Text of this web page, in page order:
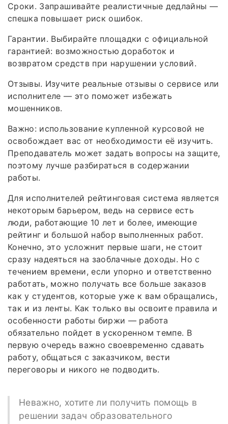
Сроки. Запрашивайте реалистичные дедлайны —
спешка повышает риск ошибок.
Гарантии. Выбирайте площадки с официальной
гарантией: возможностью доработок и
возвратом средств при нарушении условий.
Отзывы. Изучите реальные отзывы о сервисе или
исполнителе — это поможет избежать
мошенников.
Важно: использование купленной курсовой не
освобождает вас от необходимости её изучить.
Преподаватель может задать вопросы на защите,
поэтому лучше разбираться в содержании
работы.
Для исполнителей рейтинговая система является
некоторым барьером, ведь на сервисе есть
люди, работающие 10 лет и более, имеющие
рейтинг и большой набор выполненных работ.
Конечно, это усложнит первые шаги, не стоит
сразу надеяться на заоблачные доходы. Но с
течением времени, если упорно и ответственно
работать, можно получать все больше заказов
как у студентов, которые уже к вам обращались,
так и из ленты. Как только вы освоите правила и
особенности работы биржи — работа
обязательно пойдет в ускоренном темпе. В
первую очередь важно своевременно сдавать
работу, общаться с заказчиком, вести
переговоры и никого не подводить.
Неважно, хотите ли получить помощь в
решении задач образовательного